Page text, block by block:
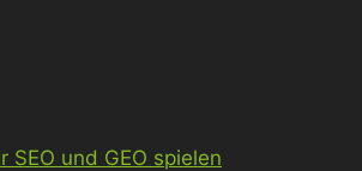
und GEO spielen